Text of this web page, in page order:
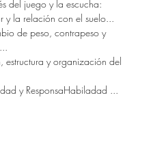
del juego y la escucha:
y la relación con el suelo...
de peso, contrapeso y
estructura y organización del
y ResponsaHabiladad ...